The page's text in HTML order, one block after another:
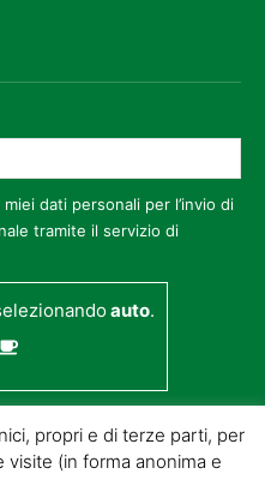
dati personali per l’invio di
tramite il servizio di
auto.
propri e di terze parti, per
visite (in forma anonima e